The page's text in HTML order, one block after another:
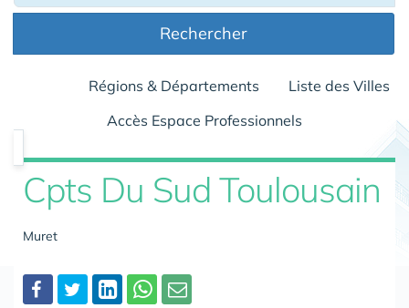
Rechercher
Régions & Départements
Liste des Villes
Accès Espace Professionnels
Cpts Du Sud Toulousain
Muret